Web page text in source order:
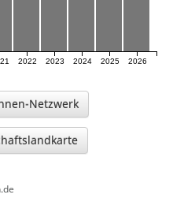
2022 2023 2024 2025 2026
Netzwerk